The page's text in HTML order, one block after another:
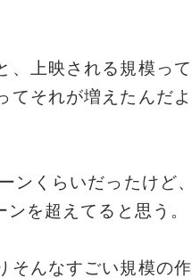
、上映される規模って
てそれが増えたんだよ
ンくらいだったけど
を超えてると思う。
そんなすごい規模の作